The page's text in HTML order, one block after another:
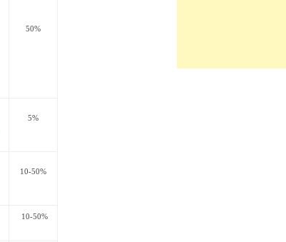
50%
5%
10-50%
10-50%